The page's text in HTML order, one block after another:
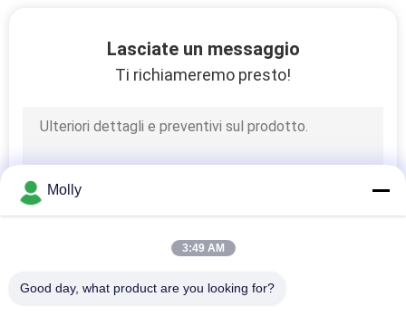
Gabbia a rotoli di
magazzino
Lasciate un messaggio
Ti richiameremo presto!
Molly
3:49 AM
Good day, what product are you looking for?